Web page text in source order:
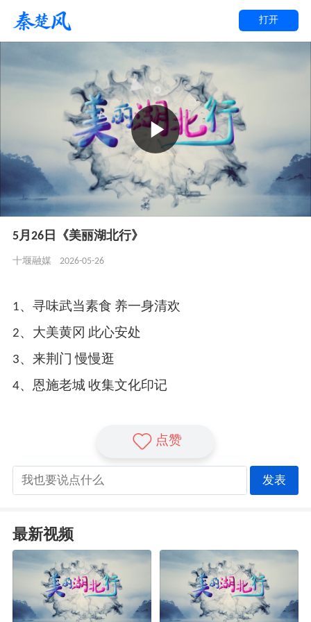
打开
5月26日《美丽湖北行》
十堰融媒 2026-05-26
1、寻味武当素食 养一身清欢
2、大美黄冈 此心安处
3、来荆门 慢慢逛
4、恩施老城 收集文化印记
点赞
发表
最新视频